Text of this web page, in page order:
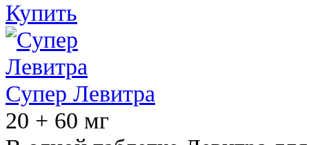
Купить
Супер Левитра
20 + 60 мг